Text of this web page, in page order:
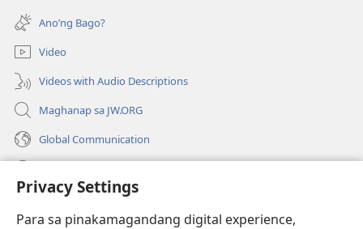
Privacy Settings
Para sa pinakamagandang digital experience,
bagong
window)
bubukas
na
bagong
window)
Ano’ng Bago?
Video
Videos with Audio Descriptions
Maghanap sa JW.ORG
Global Communication
(may